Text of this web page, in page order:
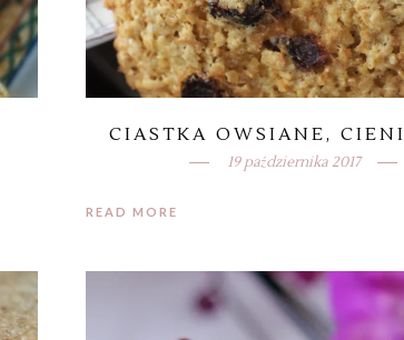
CIASTKA OWSIANE,
19 października 2017
READ MORE